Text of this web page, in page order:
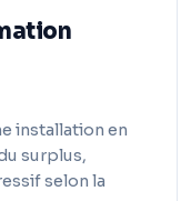
installation en
surplus,
selon la